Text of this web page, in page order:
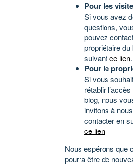
Pour les
Si vous avez
questions,
pouvez
propriétaire du
suivantce lien.
Pour le
Si vous
rétablir
blog, nous
invitons à nous
contacter en
ce lien.
Nous espérons que
pourra être de